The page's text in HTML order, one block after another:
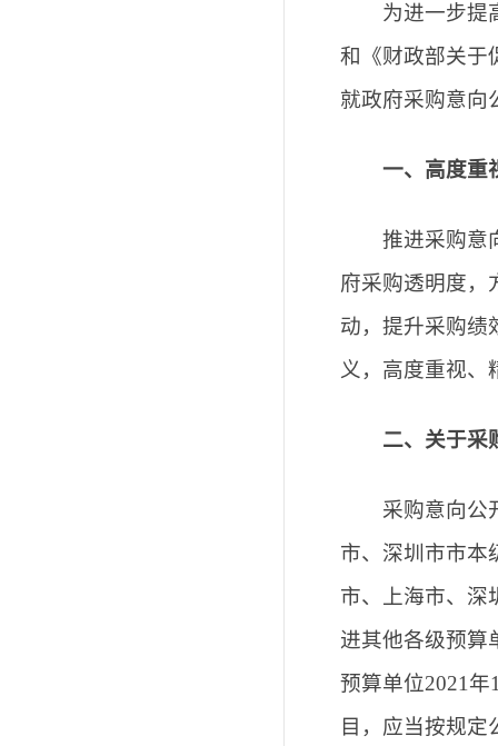
为进一步提高
和《财政部关于
就政府采购意向
一、高度重
推进采购意向
府采购透明度，
动，提升采购绩
义，高度重视、
二、关于采
采购意向公开
市、深圳市市本
市、上海市、深
进其他各级预算
预算单位2021 年
目，应当按规